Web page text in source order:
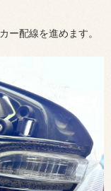
ー配線を進めます。